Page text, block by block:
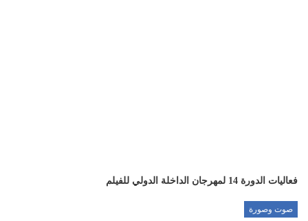
فعاليات الدورة 14 لمهرجان الداخلة الدولي للفيلم
صوت وصورة